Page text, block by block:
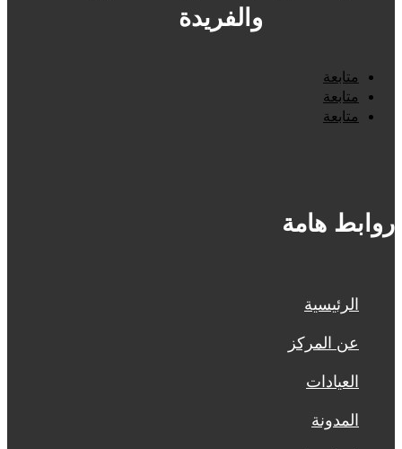
روابط هامة
الرئيسية
عن المركز
العيادات
المدونة
والفريدة
متابعة
متابعة
متابعة